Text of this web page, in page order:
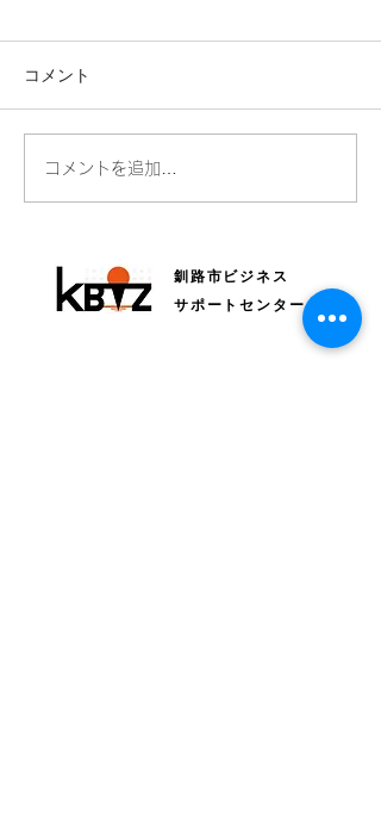
全国Bizネットワークにつ
いて毎日新聞に掲載され
コメント
コメントを追加…
釧路市ビジネス
サポートセンター